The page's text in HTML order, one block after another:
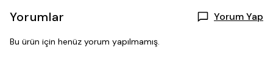
Yorumlar Yorum Yap
Bu ürün için henüz yorum yapılmamış.